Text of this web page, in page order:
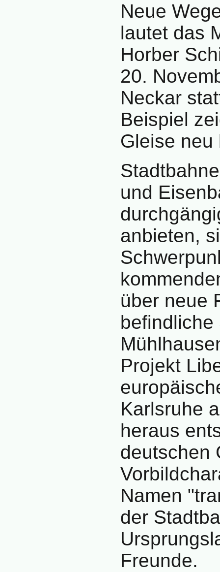
Neue
lautet das
Horber
20.
Neckar
Beispiel
Gleise neu
und
anbieten,
über neue
Projekt
Karlsruhe
heraus
deutschen
Namen
der
Freunde.